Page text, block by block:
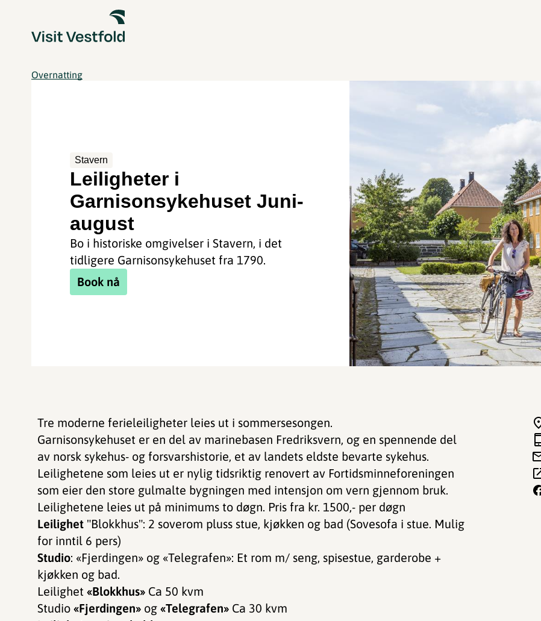
Overnatting
Stavern
Leiligheter i
Garnisonsykehuset Juni-
august
Bo i historiske omgivelser i Stavern, i det
tidligere Garnisonsykehuset fra 1790.
Book nå
Tre moderne ferieleiligheter leies ut i sommersesongen.
Garnisonsykehuset er en del av marinebasen Fredriksvern, og en spennende del
av norsk sykehus- og forsvarshistorie, et av landets eldste bevarte sykehus.
Leilighetene som leies ut er nylig tidsriktig renovert av Fortidsminneforeningen
som eier den store gulmalte bygningen med intensjon om vern gjennom bruk.
Leilighetene leies ut på minimums to døgn. Pris fra kr. 1500,- per døgn
Leilighet "Blokkhus": 2 soverom pluss stue, kjøkken og bad (Sovesofa i stue. Mulig
for inntil 6 pers)
Studio: «Fjerdingen» og «Telegrafen»: Et rom m/ seng, spisestue, garderobe +
kjøkken og bad.
Leilighet «Blokkhus» Ca 50 kvm
Studio «Fjerdingen» og «Telegrafen» Ca 30 kvm